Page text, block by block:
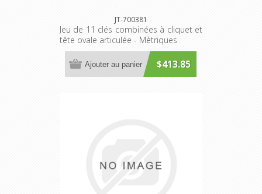
JT-700381
Jeu de 11 clés combinées à cliquet et
tête ovale articulée - Mètriques
$413.85
Ajouter au panier